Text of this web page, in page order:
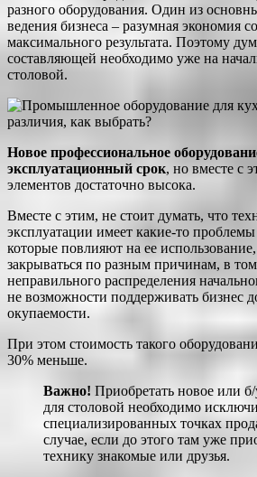
разного оборудования. Один из
ведения бизнеса – разумная экономия
максимального результата. Поэтому
составляющей необходимо уже на
столовой.
Новое профессиональное
эксплуатационный срок, но вместе с
элементов достаточно высока.
Вместе с этим, не стоит думать, что
эксплуатации имеет какие-то
которые повлияют на ее
закрываться по разным причинам, в том
неправильного распределения
не возможности поддерживать бизнес
окупаемости.
При этом стоимость такого
30% меньше.
Важно! Приобретать новое или
для столовой необходимо
специализированных точках
случае, если до этого там уже
технику знакомые или друзья.